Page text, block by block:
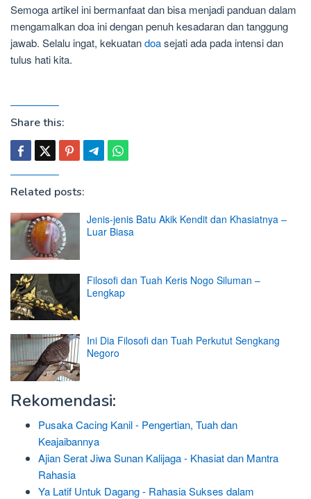
Semoga artikel ini bermanfaat dan bisa menjadi panduan dalam
mengamalkan doa ini dengan penuh kesadaran dan tanggung
jawab. Selalu ingat, kekuatandoasejati ada pada intensi dan
tulus hati kita.
Share this:
Related posts:
Jenis-jenis Batu Akik Kendit dan Khasiatnya –
Luar Biasa
Filosofi dan Tuah Keris Nogo Siluman –
Lengkap
Ini Dia Filosofi dan Tuah Perkutut Sengkang
Negoro
Rekomendasi:
Pusaka Cacing Kanil - Pengertian, Tuah dan
Keajaibannya
Ajian Serat Jiwa Sunan Kalijaga - Khasiat dan Mantra
Rahasia
Ya Latif Untuk Dagang - Rahasia Sukses dalam